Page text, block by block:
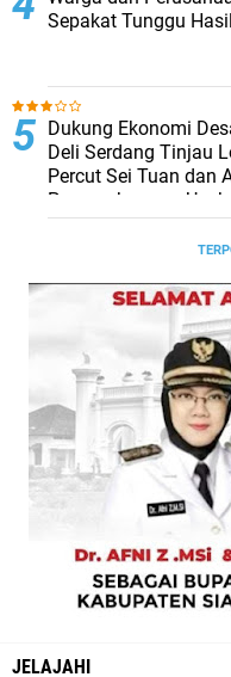
Sepakat Tunggu
Dukung Ekonomi
Deli Serdang Tinjau
Percut Sei Tuan dan
Pengembangan Usaha
JELAJAHI